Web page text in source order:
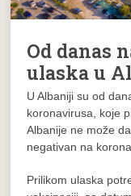
Od danas
ulaska u
U Albaniji su od
koronavirusa, koje
Albanije ne može
negativan na
Prilikom ulaska